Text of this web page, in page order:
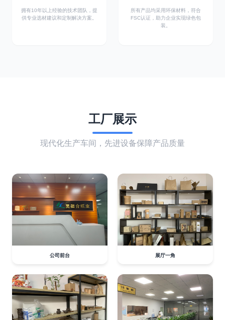
拥有10年以上经验的技术团队，提
供专业选材建议和定制解决方案。
所有产品均采用环保材料，符合
FSC认证，助力企业实现绿色包
装。
工厂展示
现代化生产车间，先进设备保障产品质量
公司前台 展厅一角